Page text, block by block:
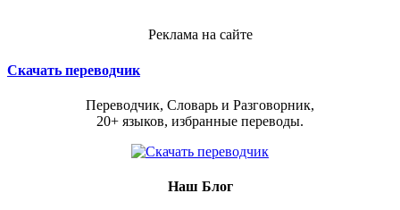
Реклама на сайте
Скачать переводчик
Переводчик, Словарь и Разговорник,
20+ языков, избранные переводы.
Наш Блог